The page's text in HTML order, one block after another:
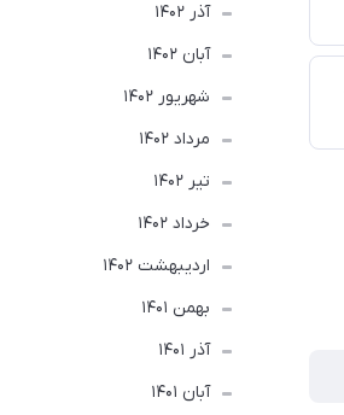
آذر 1402
آبان 1402
شهریور 1402
مرداد 1402
تير 1402
خرداد 1402
ارديبهشت 1402
بهمن 1401
آذر 1401
آبان 1401